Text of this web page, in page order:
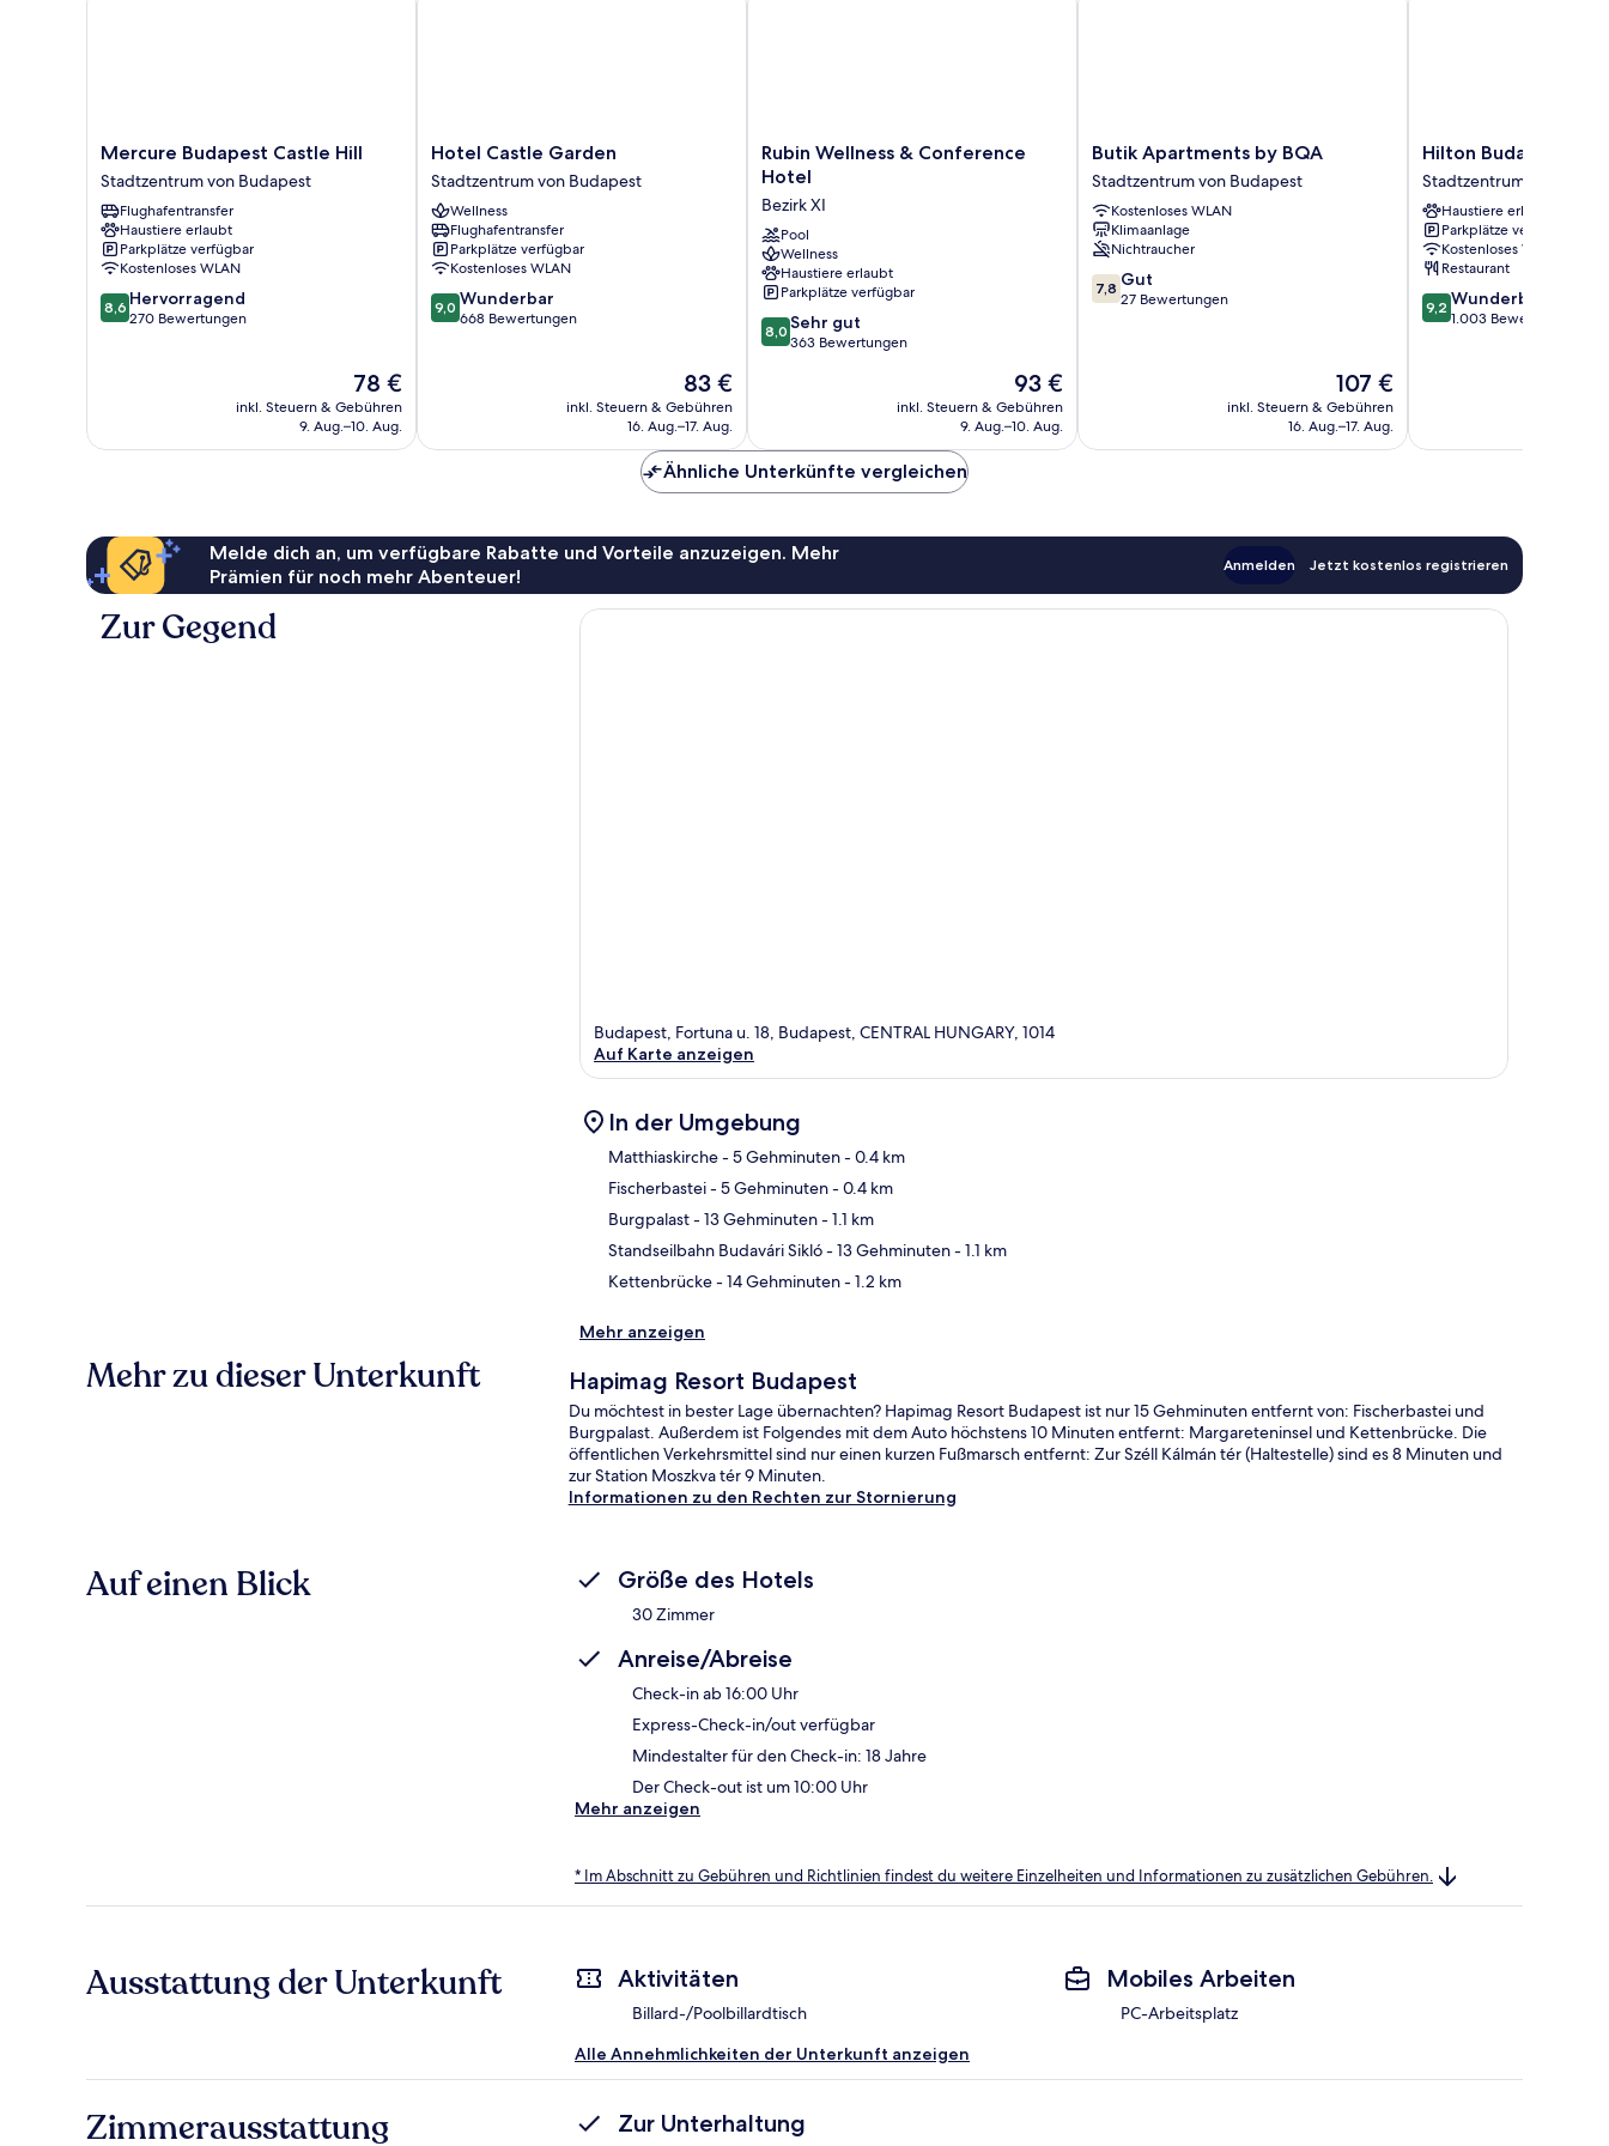
Mercure
Budapest
Castle
Hill
Stadtzentrum
von
Budapest
Mercure Budapest Castle Hill
Stadtzentrum von Budapest
Flughafentransfer
Haustiere erlaubt
Parkplätze verfügbar
Kostenloses WLAN
8.6
von
8,6 Hervorragend
270 Bewertungen
Der
Preis
beträgt
78 €
inkl. Steuern & Gebühren
9. Aug.–10. Aug.
Hotel
Castle
Garden
Stadtzentrum
von
Budapest
Hotel Castle Garden
Stadtzentrum von Budapest
Wellness
Flughafentransfer
Parkplätze verfügbar
Kostenloses WLAN
9.0
von
9,0 Wunderbar
668 Bewertungen
Der
Preis
beträgt
83 €
inkl. Steuern & Gebühren
16. Aug.–17. Aug.
Rubin
Wellness
Conference
Hotel
Bezirk
XI
Rubin Wellness & Conference
Hotel
Bezirk XI
Pool
Wellness
Haustiere erlaubt
Parkplätze verfügbar
8.0
von
Bewertungen
8,0 Sehr gut
363 Bewertungen
Der
Preis
beträgt
93 €
inkl. Steuern & Gebühren
9. Aug.–10. Aug.
Butik
Apartments
by
BQA
Stadtzentrum
von
Budapest
Butik Apartments by BQA
Stadtzentrum von Budapest
Kostenloses WLAN
Klimaanlage
Nichtraucher
7.8
von
7,8 Gut
27 Bewertungen
Der
Preis
beträgt
107 €
inkl. Steuern & Gebühren
16. Aug.–17. Aug.
Hilton
Budapest
Stadtzentrum
von
Budapest
Hilton Budapest
Stadtzentrum von
Haustiere erlaubt
Parkplätze verfügbar
Kostenloses WLAN
Restaurant
9.2
von
9,2 Wunderbar
1.003 Bewertungen
Ähnliche Unterkünfte vergleichen
Melde dich an, um verfügbare Rabatte und Vorteile anzuzeigen. Mehr
Prämien für noch mehr Abenteuer!
Anmelden Jetzt kostenlos registrieren
Zur Gegend
Budapest, Fortuna u. 18, Budapest, CENTRAL HUNGARY, 1014
Auf Karte anzeigen
In der Umgebung
Matthiaskirche- 5 Gehminuten- 0.4 km
Fischerbastei- 5 Gehminuten- 0.4 km
Burgpalast- 13 Gehminuten- 1.1 km
Standseilbahn Budavári Sikló- 13 Gehminuten- 1.1 km
Kettenbrücke- 14 Gehminuten- 1.2 km
Mehr anzeigen
Mehr zu dieser Unterkunft Hapimag Resort Budapest
Du möchtest in bester Lage übernachten? Hapimag Resort Budapest ist nur 15 Gehminuten entfernt von: Fischerbastei und
Burgpalast. Außerdem ist Folgendes mit dem Auto höchstens 10 Minuten entfernt: Margareteninsel und Kettenbrücke. Die
öffentlichen Verkehrsmittel sind nur einen kurzen Fußmarsch entfernt: Zur Széll Kálmán tér (Haltestelle) sind es 8 Minuten und
zur Station Moszkva tér 9 Minuten.
Informationen zu den Rechten zur Stornierung
Auf einen Blick Größe des Hotels
30 Zimmer
Anreise/Abreise
Check-in ab 16:00 Uhr
Express-Check-in/out verfügbar
Mindestalter für den Check-in: 18 Jahre
Der Check-out ist um 10:00 Uhr
Mehr anzeigen
* Im Abschnitt zu Gebühren und Richtlinien findest du weitere Einzelheiten und Informationen zu zusätzlichen Gebühren.
Ausstattung der Unterkunft Aktivitäten
Billard-/Poolbillardtisch
Mobiles Arbeiten
PC-Arbeitsplatz
Alle Annehmlichkeiten der Unterkunft anzeigen
Zimmerausstattung Zur Unterhaltung